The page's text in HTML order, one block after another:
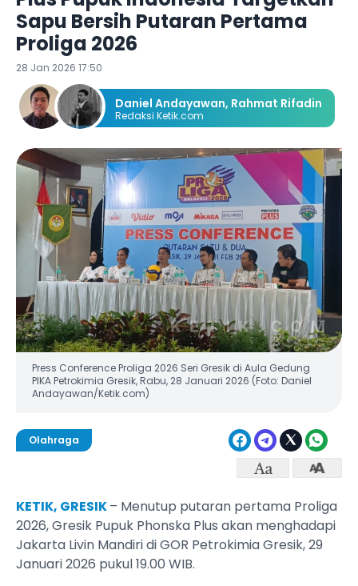
Sapu Bersih Putaran Pertama
Proliga 2026
28 Jan 2026 17:50
Daniel Andayawan, Rahmat Rifadin
Redaksi Ketik.com
Press Conference Proliga 2026 Seri Gresik di Aula Gedung
PIKA Petrokimia Gresik, Rabu, 28 Januari 2026 (Foto: Daniel
Andayawan/Ketik.com)
Olahraga
KETIK, GRESIK– Menutup putaran pertama Proliga
2026, Gresik Pupuk Phonska Plus akan menghadapi
Jakarta Livin Mandiri di GOR Petrokimia Gresik, 29
Januari 2026 pukul 19.00 WIB.